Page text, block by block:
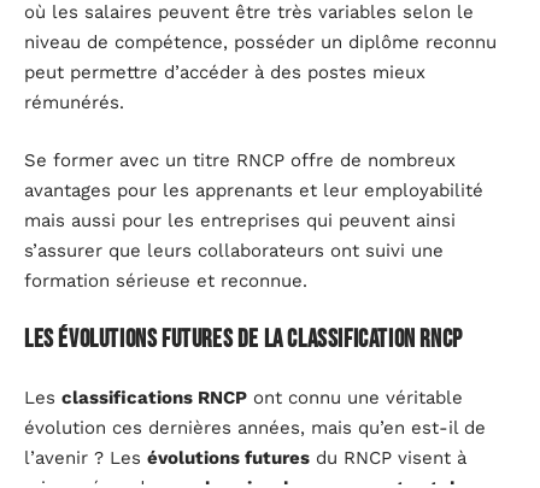
où les salaires peuvent être très variables selon le
niveau de compétence, posséder un diplôme reconnu
peut permettre d’accéder à des postes mieux
rémunérés.
Se former avec un titre RNCP offre de nombreux
avantages pour les apprenants et leur employabilité
mais aussi pour les entreprises qui peuvent ainsi
s’assurer que leurs collaborateurs ont suivi une
formation sérieuse et reconnue.
Les évolutions futures de la classification RNCP
Les classifications RNCP ont connu une véritable
évolution ces dernières années, mais qu’en est-il de
l’avenir ? Les évolutions futures du RNCP visent à